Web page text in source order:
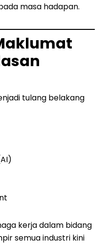
masa hadapan.
tulang belakang
kerja dalam bidang
semua industri kini